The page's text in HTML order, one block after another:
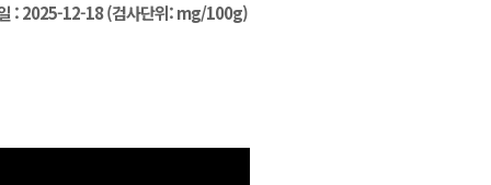
:2025-12-18(검사단위: mg/100g)